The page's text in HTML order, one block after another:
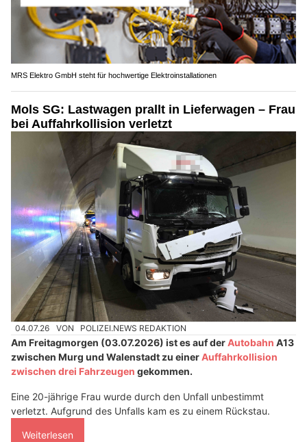
MRS Elektro GmbH steht für hochwertige Elektroinstallationen
Mols SG: Lastwagen prallt in Lieferwagen – Frau
bei Auffahrkollision verletzt
04.07.26 VON POLIZEI.NEWS REDAKTION
Am Freitagmorgen (03.07.2026) ist es auf derAutobahn A13
zwischen Murg und Walenstadt zu einerAuffahrkollision
zwischen drei Fahrzeugen gekommen.
Eine 20-jährige Frau wurde durch den Unfall unbestimmt
verletzt. Aufgrund des Unfalls kam es zu einem Rückstau.
Weiterlesen